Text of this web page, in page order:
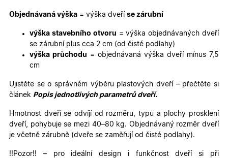
Objednávaná výška = výška dveří se zárubní
výška stavebního otvoru = výška objednávaných dveří
se zárubní plus cca 2 cm (od čisté podlahy)
výška průchodu = objednávaná výška dveří mínus 7,5
cm
Ujistěte se o správném výběru plastových dveří – přečtěte si
článek Popis jednotlivých parametrů dveří.
Hmotnost dveří se odvíjí od rozměru, typu a plochy prosklení
dveří, pohybuje se mezi 40–80 kg. Objednávaný rozměr dveří
je včetně zárubně (dveře se zaměřují od čisté podlahy).
!!Pozor!! – pro ideální design i funkčnost dveří si při